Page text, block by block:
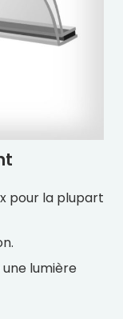
pour la plupart
lumière